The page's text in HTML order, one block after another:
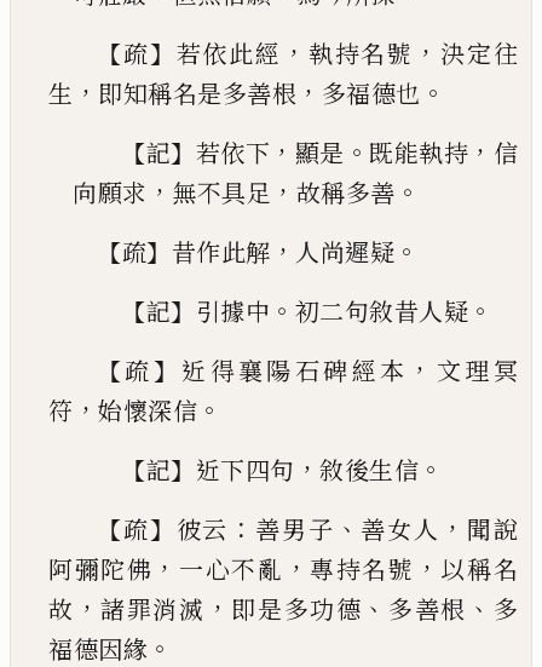
【疏】 若依此經 ， 執持名號 ， 決定往
生 ， 即知稱名是多善根 ， 多福德也 。
【記】 若依下 ， 顯是 。 既能執持 ， 信
向願求 ， 無不具足 ， 故稱多善 。
【疏】 昔作此解 ， 人尚遲疑 。
【記】 引據中 。 初二句敘昔人疑 。
【疏】 近得襄陽石碑經本 ， 文理冥
符 ， 始懷深信 。
【記】 近下四句 ， 敘後生信 。
【疏】 彼云 ： 善男子 、 善女人 ， 聞說
阿彌陀佛 ， 一心不亂 ， 專持名號 ， 以稱名
故 ，諸罪消滅 ， 即是多功德 、 多善根 、 多
福德因緣 。